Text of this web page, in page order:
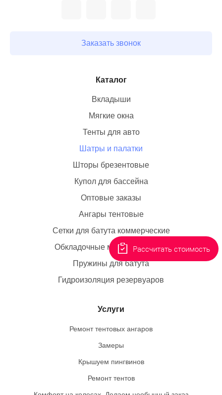
Каталог
Вкладыши
Мягкие окна
Тенты для авто
Шатры и палатки
Шторы брезентовые
Купол для бассейна
Оптовые заказы
Ангары тентовые
Сетки для батута коммерческие
Обкладочные маты для батута
Пружины для батута
Гидроизоляция резервуаров
Услуги
Ремонт тентовых ангаров
Замеры
Крышуем пингвинов
Ремонт тентов
Заказать звонок
Рассчитать стоимость